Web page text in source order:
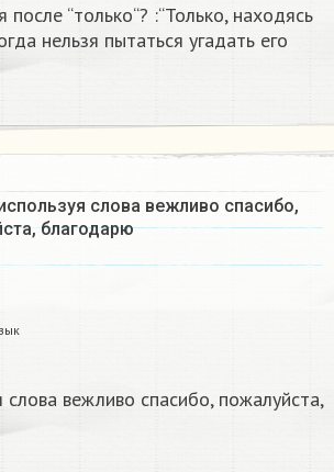
“только“? :“Только, находясь
нельзя пытаться угадать его
слова вежливо спасибо,
благодарю
слова вежливо спасибо, пожалуйста,